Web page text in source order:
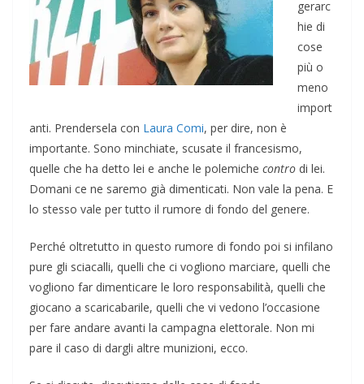
gerarc
hie di
cose
più o
meno
import
anti. Prendersela con Laura Comi, per dire, non è
importante. Sono minchiate, scusate il francesismo,
quelle che ha detto lei e anche le polemiche contro di lei.
Domani ce ne saremo già dimenticati. Non vale la pena. E
lo stesso vale per tutto il rumore di fondo del genere.
Perché oltretutto in questo rumore di fondo poi si infilano
pure gli sciacalli, quelli che ci vogliono marciare, quelli che
vogliono far dimenticare le loro responsabilità, quelli che
giocano a scaricabarile, quelli che vi vedono l’occasione
per fare andare avanti la campagna elettorale. Non mi
pare il caso di dargli altre munizioni, ecco.